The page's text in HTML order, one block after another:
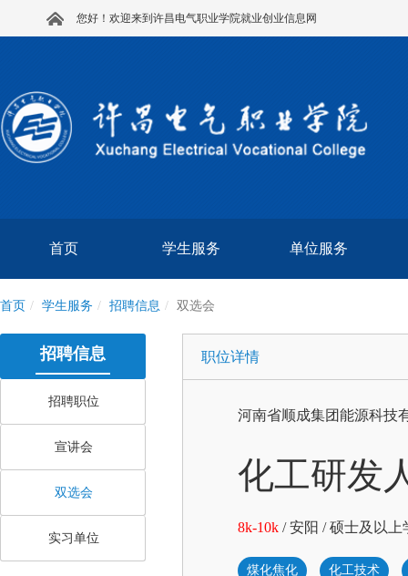
您好！欢迎来到许昌电气职业学院就业创业信息网
首页 学生服务 单位服务
首页 学生服务 招聘信息 双选会
招聘信息
招聘职位
宣讲会
双选会
实习单位
职位详情
河南省顺成集团能源科技
化工研发
8k-10k /安阳 /硕士及以上
煤化焦化 化工技术